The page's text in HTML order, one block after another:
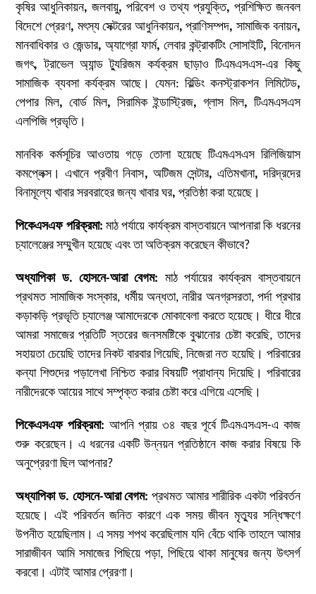
কৃষির আধুনিকায়ন,জলবায়ু,পরিবেশ ও তথ্য প্রযুক্তি, প্রশিক্ষিত জনবল
বিদেশে প্রেরণ, মৎস্য সেক্টরের আধুনিকায়ন,প্রাণিসম্পদ,সামাজিক বনায়ন,
মানবাধিকার ও জেন্ডার, অ্যাগ্রো ফার্ম,লেবার কন্ট্রাকটিং সোসাইটি, বিনোদন
জগৎ,ট্রাভেল অ্যান্ড ট্যুরিজম কর্যক্রম ছাড়াও টিএমএসএস-এর কিছু
সামাজিক ব্যবসা কর্যক্রম আছে। যেমন: বিল্ডিং কনস্ট্রাকশন লিমিটেড,
পেপার মিল, বোর্ড মিল, সিরামিক ইন্ডাস্ট্রিজ,গ্লাস মিল, টিএমএসএস
এলপিজি প্রভৃতি।
মানবিক কর্মসূচির আওতায় গড়ে তোলা হয়েছে টিএমএসএস রিলিজিয়াস
কমপ্লেক্স। এখানে প্রবীণ নিবাস, অটিজম সেন্টার, এতিমখানা,দরিদ্রদের
বিনামূল্যে খাবার সরবরাহের জন্য খাবার ঘর,প্রতিষ্ঠা করা হয়েছে।
পিকেএসএফ পরিক্রমা: মাঠ পর্যায়ে কার্যক্রম বাস্তবায়নে আপনারা কি ধরনের
চ্যালেঞ্জের সম্মুখীন হয়েছে এবং তা অতিক্রম করেছেন কীভাবে?
অধ্যাপিকা ড. হোসনে-আরা বেগম: মাঠ পর্যায়ের কার্যক্রম বাস্তবায়নে
প্রথমত সামাজিক সংস্কার, ধর্মীয় অন্ধতা, নারীর অনগ্রসরতা, পর্দা প্রথার
কড়াকড়ি প্রভৃতি চ্যালেঞ্জ আমাদেরকে মোকাবেলা করতে হয়েছে। ধীরে ধীরে
আমরা সমাজের প্রতিটি স্তরের জনসমষ্টিকে বুঝানোর চেষ্টা করেছি, তাদের
সহায়তা চেয়েছি তাদের নিকট বারবার গিয়েছি, নিজেরা নত হয়েছি। পরিবারের
কন্যা শিশুদের পড়ালেখা নিশ্চিত করার বিষয়টি প্রাধান্য দিয়েছি। পরিবারের
নারীদেরকে আয়ের সাথে সম্পৃক্ত করার চেষ্টা করে এগিয়ে এসেছি।
পিকেএসএফ পরিক্রমা: আপনি প্রায় ৩৪ বছর পূর্বে টিএমএসএস-এ কাজ
শুরু করেছেন। এ ধরনের একটি উন্নয়ন প্রতিষ্ঠানে কাজ করার বিষয়ে কি
অনুপ্রেরণা ছিল আপনার?
অধ্যাপিকা ড. হোসনে-আরা বেগম: প্রথমত আমার শারীরিক একটা পরিবর্তন
হয়েছে। এই পরিবর্তন জনিত কারণে এক সময় জীবন মৃত্যুর সন্ধিক্ষণে
উপনীত হয়েছিলাম। এ সময় শপথ করেছিলাম যদি বেঁচে থাকি তাহলে আমার
সারাজীবন আমি সমাজের পিছিয়ে পড়া, পিছিয়ে থাকা মানুষের জন্য উৎসর্গ
করবো। এটাই আমার প্রেরণা।